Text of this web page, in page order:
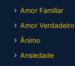
Amor Familiar
Amor Verdadeiro
Ânimo
Ansiedade